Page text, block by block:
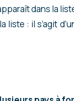
dans la
: il s’agit